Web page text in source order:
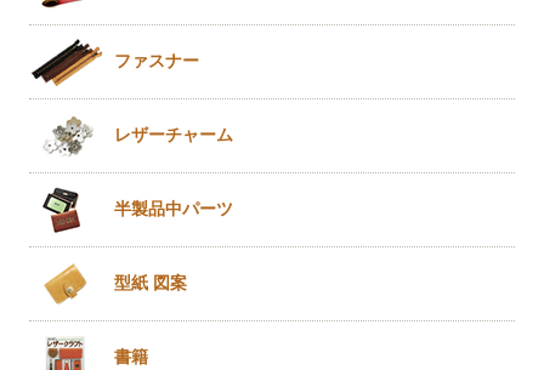
ファスナー
レザーチャーム
半製品中パーツ
型紙 図案
書籍